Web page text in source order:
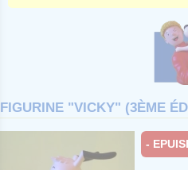
FIGURINE "VICKY" (3ÈME
-